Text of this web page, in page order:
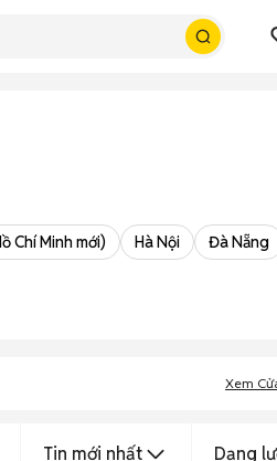
Chí Minh mới) Hà Nội Đà Nẵng
Xem
Tin mới nhất Dạng